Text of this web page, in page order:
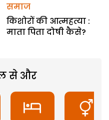
समाज
किशोरों की आत्महत्या :
माता पिता दोषी कैसे?
से और